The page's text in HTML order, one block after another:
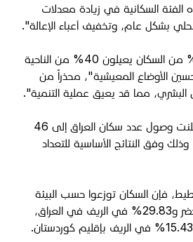
الفئة السكانية في زيادة معدلات
بشكل عام، وتخفيف أعباء الإعالة".
وأردف بالقول، إن "60% من السكان يعيلون 40% من الناحية
الأوضاع المعيشية"، محذراً من
البشري، مما قد يعيق عملية التنمية".
وكانت وزارة التخطيط أعلنت وصول عدد سكان العراق إلى 46
نسمة، وذلك وفق النتائج الأساسية للتعداد
فإن السكان توزعوا حسب البيئة
بواقع 70.17% في الحضر و29.83% في الريف في العراق،